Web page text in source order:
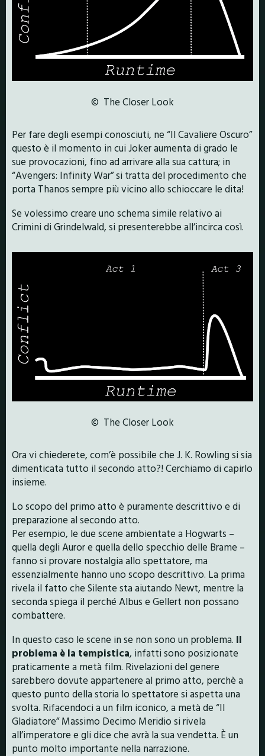
© The Closer Look
Per fare degli esempi conosciuti, ne “Il Cavaliere Oscuro”
questo è il momento in cui Joker aumenta di grado le
sue provocazioni, fino ad arrivare alla sua cattura; in
“Avengers: Infinity War” si tratta del procedimento che
porta Thanos sempre più vicino allo schioccare le dita!
Se volessimo creare uno schema simile relativo ai
Crimini di Grindelwald, si presenterebbe all’incirca così.
© The Closer Look
Ora vi chiederete, com’è possibile che J. K. Rowling si sia
dimenticata tutto il secondo atto?! Cerchiamo di capirlo
insieme.
Lo scopo del primo atto è puramente descrittivo e di
preparazione al secondo atto.
Per esempio, le due scene ambientate a Hogwarts –
quella degli Auror e quella dello specchio delle Brame –
fanno si provare nostalgia allo spettatore, ma
essenzialmente hanno uno scopo descrittivo. La prima
rivela il fatto che Silente sta aiutando Newt, mentre la
seconda spiega il perché Albus e Gellert non possano
combattere.
In questo caso le scene in se non sono un problema. Il
problema è la tempistica, infatti sono posizionate
praticamente a metà film. Rivelazioni del genere
sarebbero dovute appartenere al primo atto, perchè a
questo punto della storia lo spettatore si aspetta una
svolta. Rifacendoci a un film iconico, a metà de “Il
Gladiatore” Massimo Decimo Meridio si rivela
all’imperatore e gli dice che avrà la sua vendetta. È un
punto molto importante nella narrazione.